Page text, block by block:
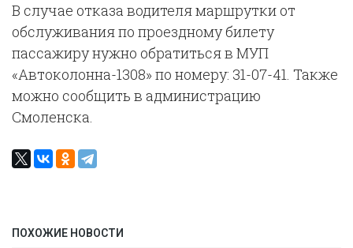
В случае отказа водителя маршрутки от
обслуживания по проездному билету
пассажиру нужно обратиться в МУП
«Автоколонна-1308» по номеру: 31-07-41. Также
можно сообщить в администрацию
Смоленска.
ПОХОЖИЕ НОВОСТИ